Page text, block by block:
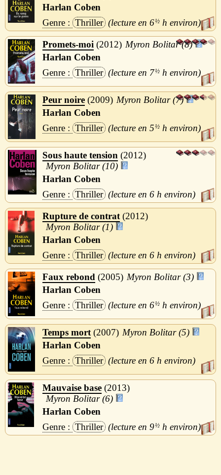
Harlan Coben
Thriller
6½ h
Promets-moi 2012
Myron Bolitar (8)
Harlan Coben
Thriller
7½ h
Peur noire 2009
Myron Bolitar (7)
Harlan Coben
Thriller
5½ h
Sous haute tension
2012
Myron Bolitar (10)
Harlan Coben
Thriller
6 h
Rupture de contrat 2012
Myron Bolitar (1)
Harlan Coben
Thriller
6 h
Faux rebond 2005
Myron Bolitar (3)
Harlan Coben
Thriller
6½ h
Temps mort 2007
Myron Bolitar (5)
Harlan Coben
Thriller
6 h
Mauvaise base 2013
Myron Bolitar (6)
Harlan Coben
Thriller
9½ h